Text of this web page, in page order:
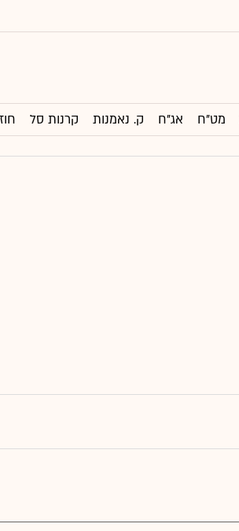
מט"ח אג"ח ק. נאמנות קרנות סל